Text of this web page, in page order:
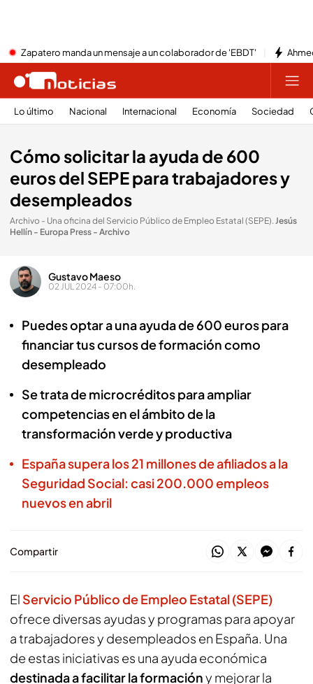
Zapatero manda un mensaje a un colaborador de 'EBDT'
Lo último Nacional Internacional Economía Sociedad
Cómo solicitar la ayuda de 600
euros del SEPE para trabajadores y
desempleados
Archivo - Una oficina del Servicio Público de Empleo Estatal (SEPE).Jesús
Hellín - Europa Press - Archivo
Gustavo Maeso
02 JUL 2024 - 07:00h.
Puedes optar a una ayuda de 600 euros para
financiar tus cursos de formación como
desempleado
Se trata de microcréditos para ampliar
competencias en el ámbito de la
transformación verde y productiva
España supera los 21 millones de afiliados a la
Seguridad Social: casi 200.000 empleos
nuevos en abril
Compartir
El Servicio Público de Empleo Estatal (SEPE)
ofrece diversas ayudas y programas para apoyar
a trabajadores y desempleados en España. Una
de estas iniciativas es una ayuda económica
destinada a facilitar la formacióny mejorar la